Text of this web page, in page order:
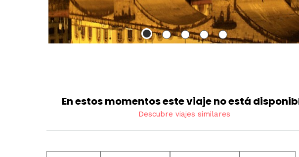
En estos momentos este viaje no está
Descubre viajes similares